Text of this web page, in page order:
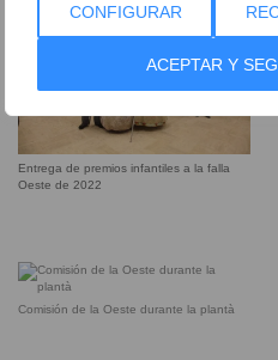
CONFIGURAR
ACEPTAR Y
Entrega de premios infantiles a la falla
Oeste de 2022
Comisión de la Oeste durante la plantà